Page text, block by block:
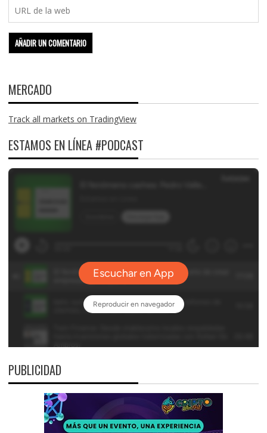
MERCADO
Track all markets on TradingView
ESTAMOS EN LÍNEA #PODCAST
PUBLICIDAD